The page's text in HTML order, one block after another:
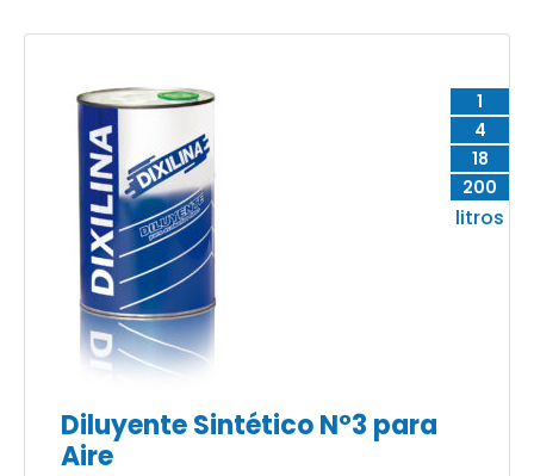
1
4
18
200
litros
Diluyente Sintético N°3 para
Aire